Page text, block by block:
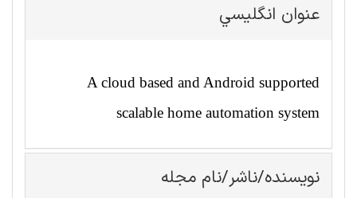
عنوان انگليسي
A cloud based and Android supported
scalable home automation system
نویسنده/ناشر/نام مجله